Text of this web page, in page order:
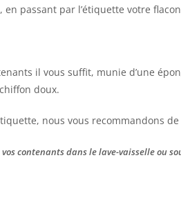
en passant par l’étiquette votre
il vous suffit, munie d’une
doux.
nous vous recommandons
contenants dans le lave-vaisselle ou